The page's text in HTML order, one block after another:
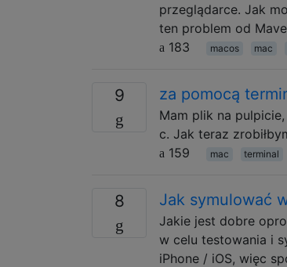
przeglądarce. Jak
ten problem od
183
macos mac
9 za pomocą
Mam plik na
c. Jak teraz
159
mac terminal
8 Jak symulować
Jakie jest dobre
w celu testowania i
iPhone / iOS, więc